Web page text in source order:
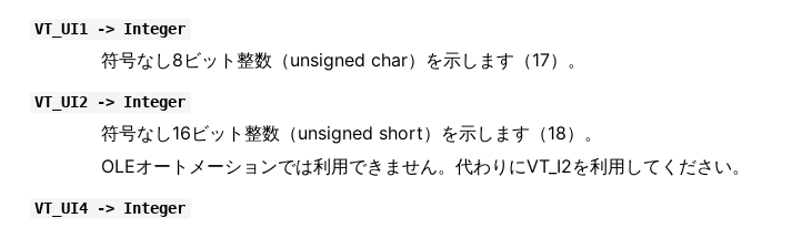
VT_UI1 -> Integer
符号なし8ビット整数（unsigned char）を示します（17）。
VT_UI2 -> Integer
符号なし16ビット整数（unsigned short）を示します（18）。
OLEオートメーションでは利用できません。代わりにVT_I2を利用してください。
VT_UI4 -> Integer